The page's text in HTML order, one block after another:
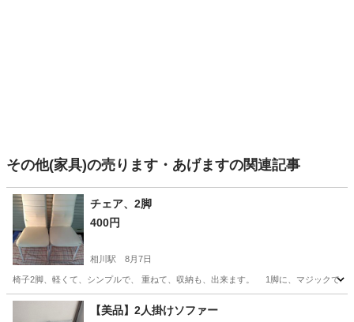
その他(家具)の売ります・あげますの関連記事
チェア、2脚
400円
相川駅 8月7日
椅子2脚、軽くて、シンプルで、 重ねて、収納も、出来ます。 1脚に、マジックで、
大阪 大阪市 相川駅 椅子
【美品】2人掛けソファー